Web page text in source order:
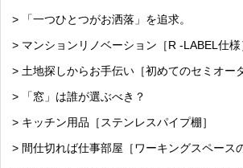
> 「一つひとつがお洒落」を追求。
> マンションリノベーション［R -LABEL仕様
> 土地探しからお手伝い［初めてのセミオー
> 「窓」は誰が選ぶべき？
> キッチン用品［ステンレスパイプ棚］
> 間仕切れば仕事部屋［ワーキングスペース